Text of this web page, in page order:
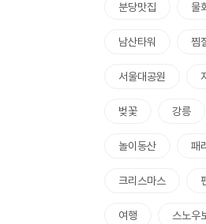
분당맛집 물
남산타워 찜
서울대공원
벚꽃 강릉
놀이동산 패
크리스마스
여행 스노우